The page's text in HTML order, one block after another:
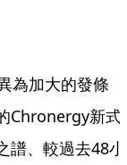
為加大的發條
Chronergy新式
譜、較過去48小